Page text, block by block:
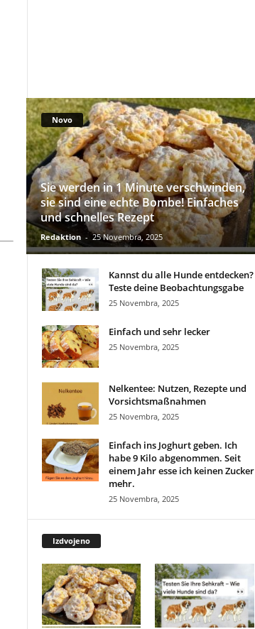
Novo
Sie werden in 1 Minute verschwinden,
sie sind eine echte Bombe! Einfaches
und schnelles Rezept
Redaktion - 25 Novembra, 2025
Kannst du alle Hunde entdecken?
Teste deine Beobachtungsgabe
25 Novembra, 2025
Einfach und sehr lecker
25 Novembra, 2025
Nelkentee: Nutzen, Rezepte und
Vorsichtsmaßnahmen
25 Novembra, 2025
Einfach ins Joghurt geben. Ich
habe 9 Kilo abgenommen. Seit
einem Jahr esse ich keinen Zucker
mehr.
25 Novembra, 2025
Izdvojeno